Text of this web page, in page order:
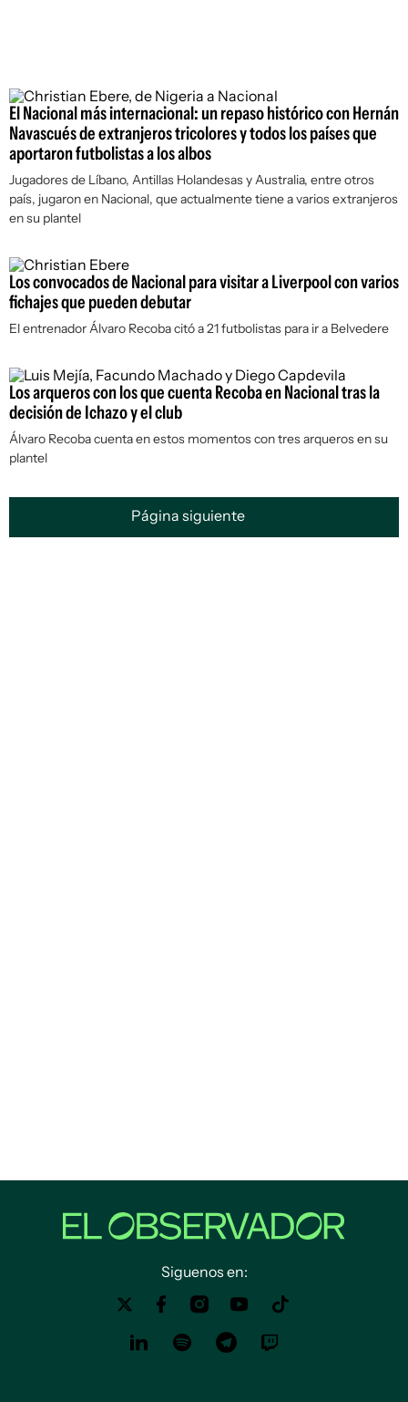
El Nacional más internacional: un repaso histórico con Hernán
Navascués de extranjeros tricolores y todos los países que
aportaron futbolistas a los albos
Jugadores de Líbano, Antillas Holandesas y Australia, entre otros
país, jugaron en Nacional, que actualmente tiene a varios extranjeros
en su plantel
Los convocados de Nacional para visitar a Liverpool con varios
fichajes que pueden debutar
El entrenador Álvaro Recoba citó a 21 futbolistas para ir a Belvedere
Los arqueros con los que cuenta Recoba en Nacional tras la
decisión de Ichazo y el club
Álvaro Recoba cuenta en estos momentos con tres arqueros en su
plantel
Página siguiente
Siguenos en: